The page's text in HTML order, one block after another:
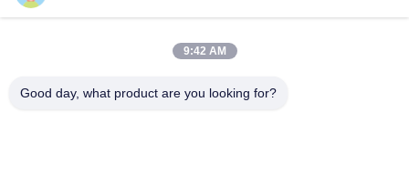
9:42 AM
Good day, what product are you looking for?